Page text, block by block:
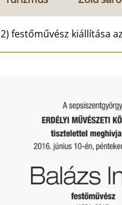
festőművész kiállítása